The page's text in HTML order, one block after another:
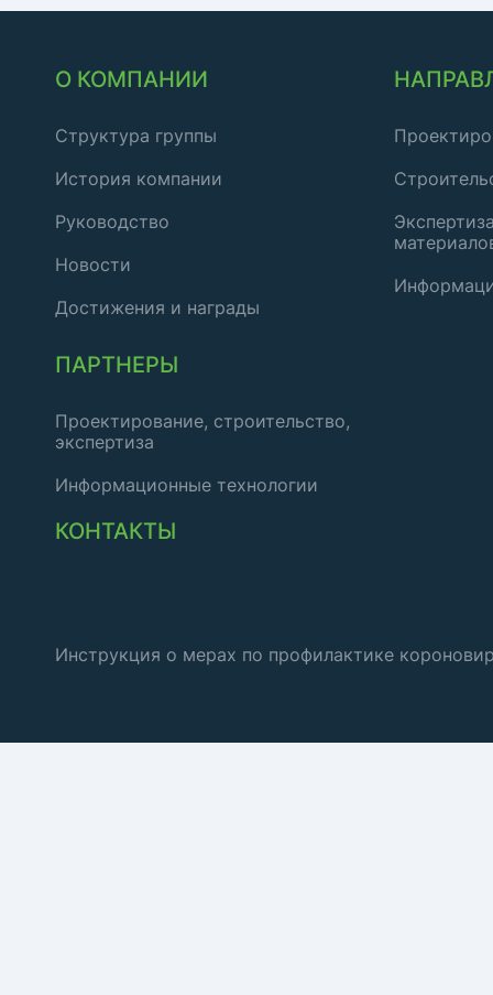
О КОМПАНИИ
Структура группы
История компании
Руководство
Новости
Достижения и награды
ПАРТНЕРЫ
Проектирование, строительство,
экспертиза
Информационные технологии
КОНТАКТЫ
Инструкция о мерах по профилактике